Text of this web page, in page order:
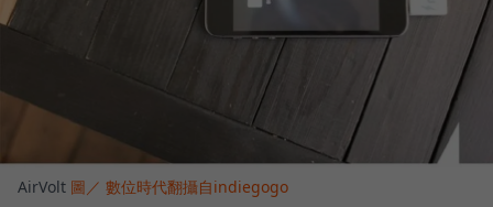
AirVolt 圖／ 數位時代翻攝自indiegogo